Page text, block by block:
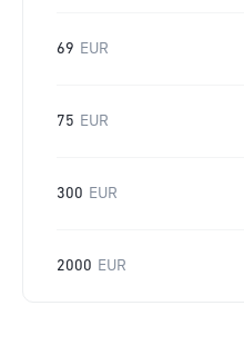
69 EUR
75 EUR
300 EUR
2000 EUR